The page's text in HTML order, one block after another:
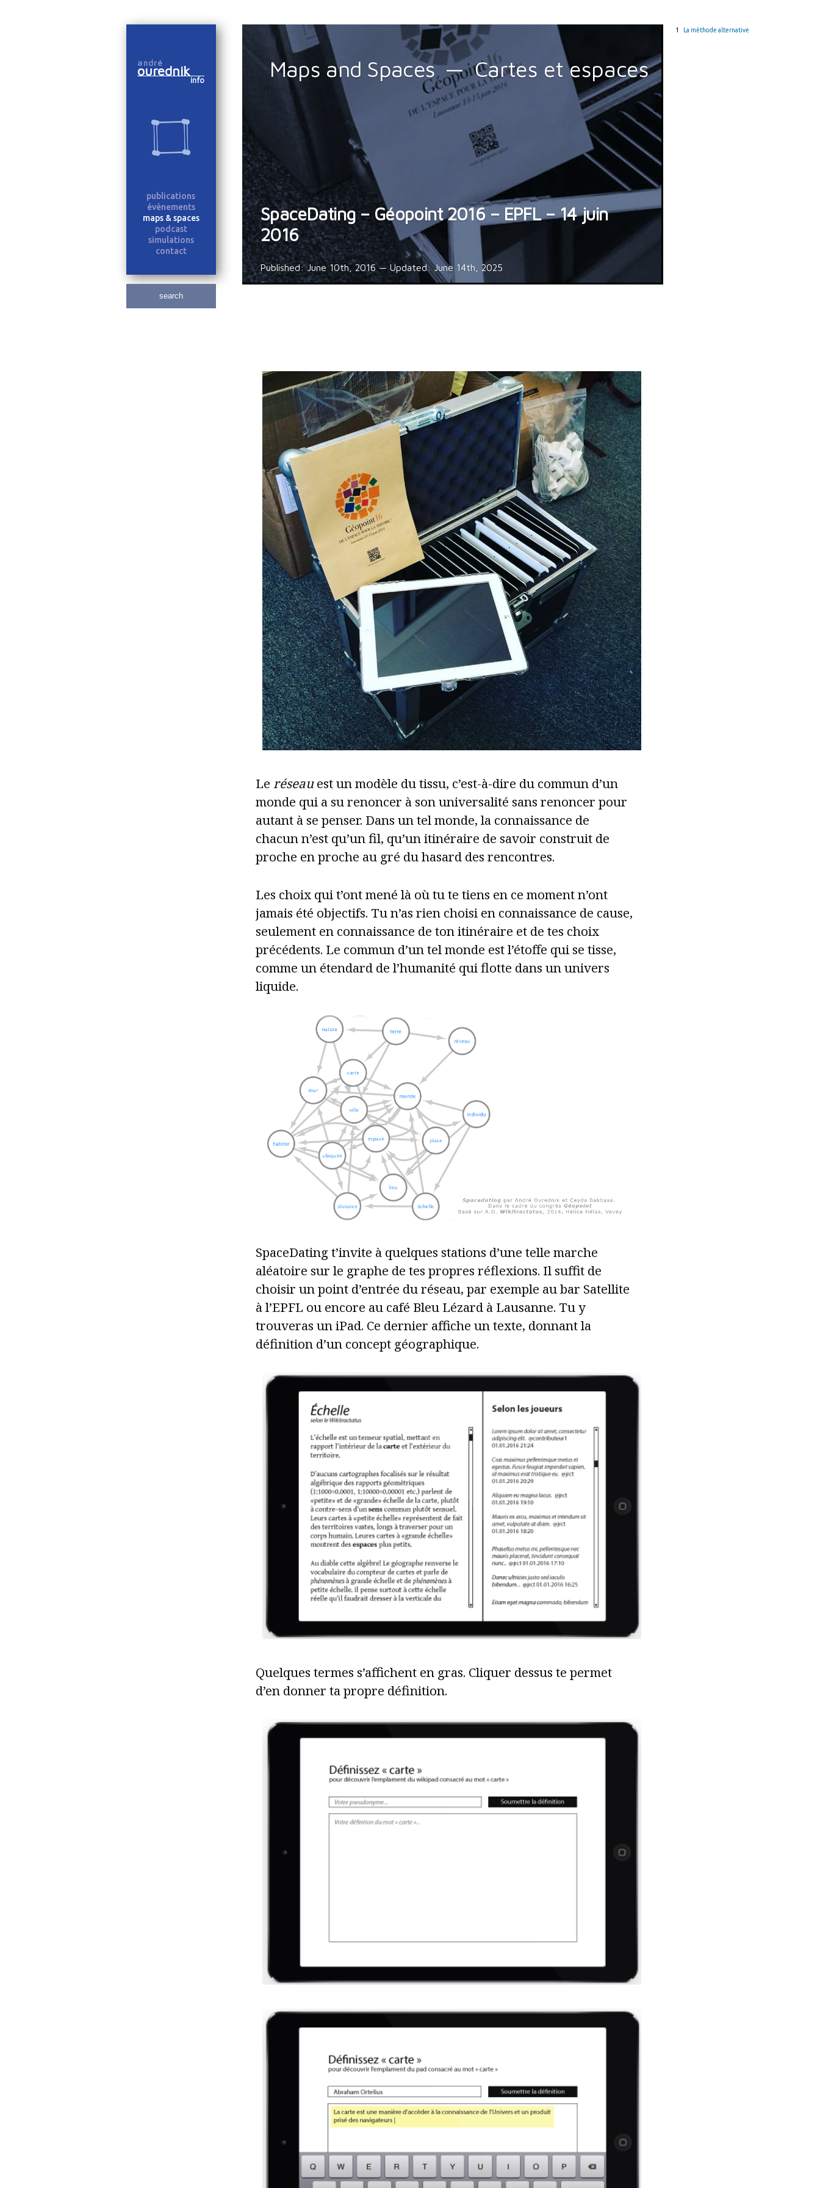
content
andré
ourednik
info
publications
évènements
maps & spaces
podcast
simulations
contact
search
Maps and Spaces Cartes et espaces
SpaceDating – Géopoint 2016 – EPFL – 14 juin
2016
Published:June 10th, 2016— Updated:June 14th, 2025
La méthode alternative
Le réseauest un modèle du tissu, c’est-à-dire du commun d’un
monde qui a su renoncer à son universalité sans renoncer pour
autant à se penser. Dans un tel monde, la connaissance de
chacun n’est qu’un fil, qu’un itinéraire de savoir construit de
proche en proche au gré du hasard des rencontres.
Les choix qui t’ont mené là où tu te tiens en ce moment n’ont
jamais été objectifs. Tu n’as rien choisi en connaissance de cause,
seulement en connaissance de ton itinéraire et de tes choix
précédents. Le commun d’un tel monde est l’étoffe qui se tisse,
comme un étendard de l’humanité qui flotte dans un univers
liquide.
SpaceDating t’invite à quelques stations d’une telle marche
aléatoire sur le graphe de tes propres réflexions. Il suffit de
choisir un point d’entrée du réseau, par exemple au bar Satellite
à l’EPFL ou encore au café Bleu Lézard à Lausanne. Tu y
trouveras un iPad. Ce dernier affiche un texte, donnant la
définition d’un concept géographique.
Quelques termes s’affichent en gras. Cliquer dessus te permet
d’en donner ta propre définition.